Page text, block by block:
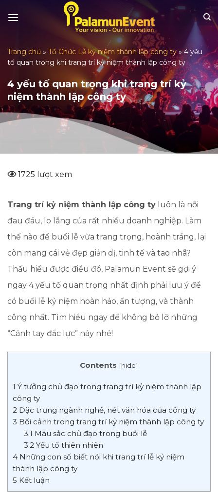
Trang chủ » Tổ Chức Lễ kỷ niệm thành lập công ty»4 yếu
tố quan trọng khi trang trí kỷ niệm thành lập công ty
4 yếu tố quan trọng khi trang trí kỷ
niệm thành lập công ty
1725 lượt xem
Trang trí kỷ niệm thành lập công ty luôn là nỗi
đau đáu, lo lắng của rất nhiều doanh nghiệp. Làm
thế nào để buổi lễ vừa trang trọng, hoành tráng, lại
còn mang cái vẻ đẹp giản dị, tinh tế và tao nhã?
Thấu hiểu được điều đó, Palamun Event sẽ gợi ý
ngay 4 yếu tố quan trọng nhất định phải lưu ý để
có buổi lễ kỷ niệm hoàn hảo, ấn tượng, và thành
công nhất. Tìm hiểu ngay để không bỏ lỡ những
“Cánh tay đắc lực” này nhé!
Contents [hide]
1 Ý tưởng chủ đạo trong trang trí kỷ niệm thành lập
công ty
2 Đặc trưng ngành nghề, nét văn hóa của công ty
3 Bối cảnh trong trang trí kỷ niệm thành lập công ty
3.1 Màu sắc chủ đạo trong buổi lễ
3.2Yếu tố thiên nhiên
4 Những con số biết nói khi trang trí lễ kỷ niệm
thành lập công ty
5 Kết luận